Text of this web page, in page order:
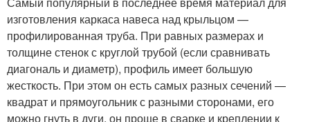
изготовления каркаса навеса над крыльцом —
профилированная труба. При равных размерах и
толщине стенок с круглой трубой (если сравнивать
диагональ и диаметр), профиль имеет большую
жесткость. При этом он есть самых разных сечений —
квадрат и прямоугольник с разными сторонами, его
можно гнуть в дуги, он проще в сварке и креплении к